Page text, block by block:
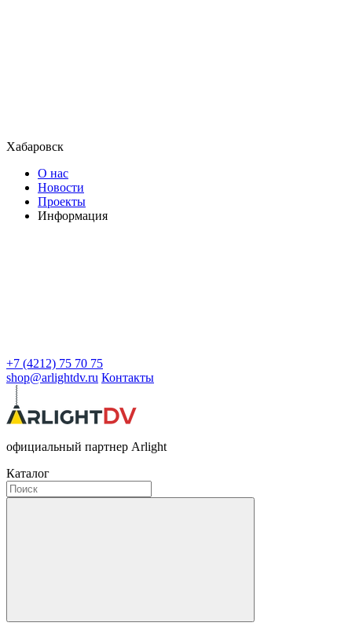
Хабаровск
О нас
Новости
Проекты
Информация
+7 (4212) 75 70 75
shop@arlightdv.ru Контакты
официальный партнер Arlight
Каталог